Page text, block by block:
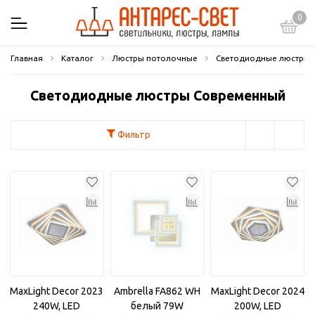
0
Главная Каталог Люстры потолочные Светодиодные люстры
Светодиодные люстры Современный
Фильтр
MaxLight Decor 2023
240W, LED
Ambrella FA862 WH
белый 79W
MaxLight Decor 2024
200W, LED